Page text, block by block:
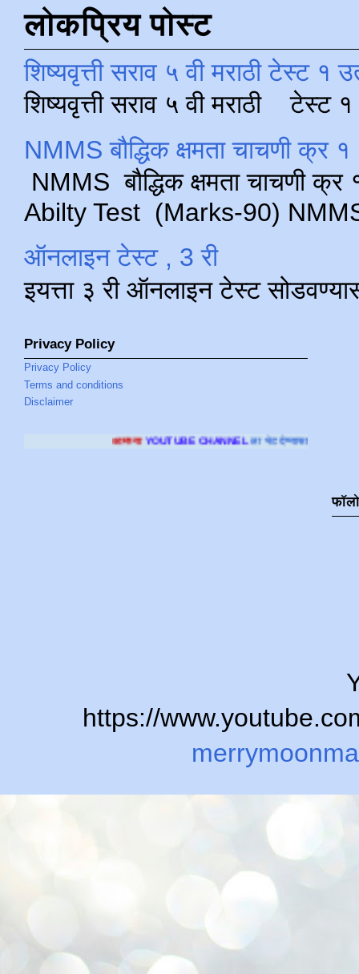
लोकप्रिय पोस्ट
शिष्यवृत्ती सराव ५ वी मराठी टेस्ट १
शिष्यवृत्ती सराव ५ वी मराठी टेस्ट
NMMS बौद्धिक क्षमता चाचणी क्र
NMMS बौद्धिक क्षमता चाचणी
Abilty Test (Marks-90) NMMS
ऑनलाइन टेस्ट , 3 री
इयत्ता ३ री ऑनलाइन टेस्ट
Privacy Policy
Privacy Policy
Terms and conditions
Disclaimer
YOUTUBE CHANNELला भेट देण्यासाठी क्लिक करा.
https://